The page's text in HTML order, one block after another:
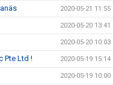
2020-05-21 11:55
2020-05-20 13:41
2020-05-20 10:03
Pte Ltd ! 2020-05-19 15:14
2020-05-19 10:00